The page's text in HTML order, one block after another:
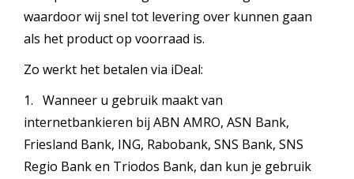
waardoor wij snel tot levering over kunnen gaan
als het product op voorraad is.
Zo werkt het betalen via iDeal:
1. Wanneer u gebruik maakt van
internetbankieren bij ABN AMRO, ASN Bank,
Friesland Bank, ING, Rabobank, SNS Bank, SNS
Regio Bank en Triodos Bank, dan kun je gebruik